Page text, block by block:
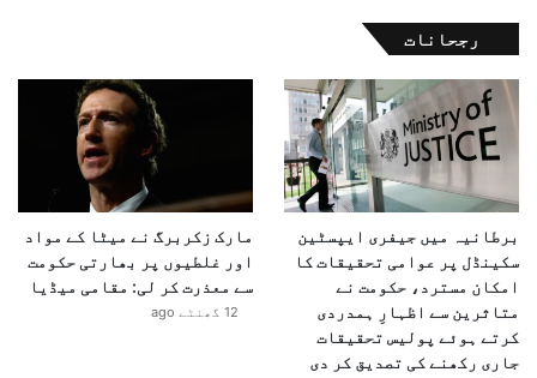
رجحانات
برطانیہ میں جیفری ایپسٹین
سکینڈل پر عوامی تحقیقات کا
امکان مسترد، حکومت نے
متاثرین سے اظہارِ ہمدردی
کرتے ہوئے پولیس تحقیقات
جاری رکھنے کی تصدیق کر دی
مارک زکربرگ نے میٹا کے مواد
اور غلطیوں پر بھارتی حکومت
سے معذرت کر لی: مقامی میڈیا
12 گھنٹے ago